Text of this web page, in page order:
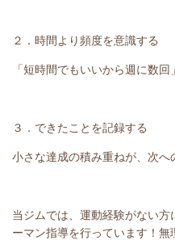
２．時間より頻度を意識する
「短時間でもいいから週に数回
３．できたことを記録する
小さな達成の積み重ねが、次へ
当ジムでは、運動経験がない
ーマン指導を行っています！